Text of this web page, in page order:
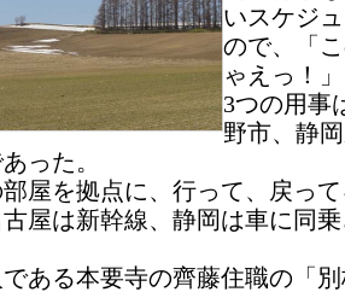
いスケジ
ので、「
ゃえっ！
3つの用事
野市、静
った。
屋を拠点に、行って、戻っ
屋は新幹線、静岡は車に同
ある本要寺の齊藤住職の「